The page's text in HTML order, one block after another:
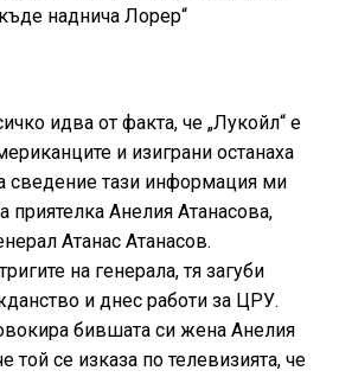
наднича Лорер“
идва от факта, че „Лукойл“ е
и изиграни останаха
сведение тази информация ми
приятелка Анелия Атанасова,
Атанас Атанасов.
на генерала, тя загуби
и днес работи за ЦРУ.
бившата си жена Анелия
той се изказа по телевизията, че